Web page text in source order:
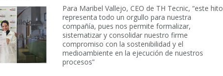
Para Maribel Vallejo, CEO de TH Tecnic, “este hito
representa todo un orgullo para nuestra
compañía, pues nos permite formalizar,
sistematizar y consolidar nuestro firme
compromiso con la sostenibilidad y el
medioambiente en la ejecución de nuestros
procesos”